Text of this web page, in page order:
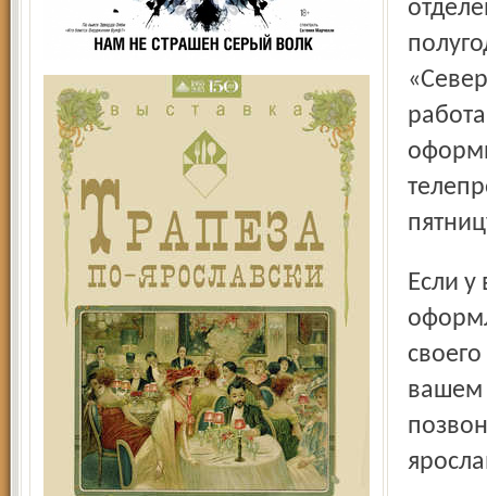
Если у вас нет возможности лично прийти на почту для
вашем